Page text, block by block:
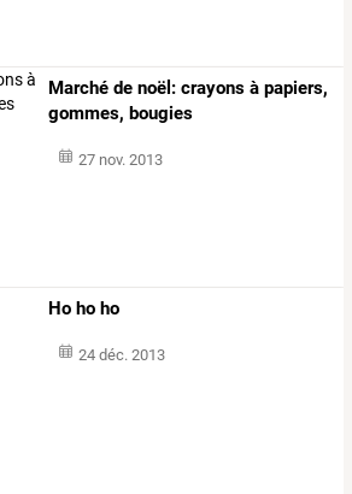
Marché de noël: crayons à papiers,
gommes, bougies
27 nov. 2013
Ho ho ho
24 déc. 2013